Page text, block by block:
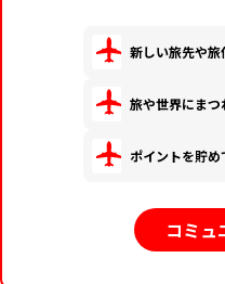
新しい旅先や旅
旅や世界にまつ
ポイントを貯め
コミュ